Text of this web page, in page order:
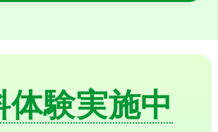
の復習も、先生がていねいにそ
してくれています。
体験実施中